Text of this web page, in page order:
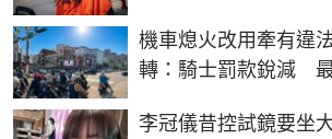
機車熄火改用牽有違
轉：騎士罰款銳減
李冠儀昔控試鏡要坐